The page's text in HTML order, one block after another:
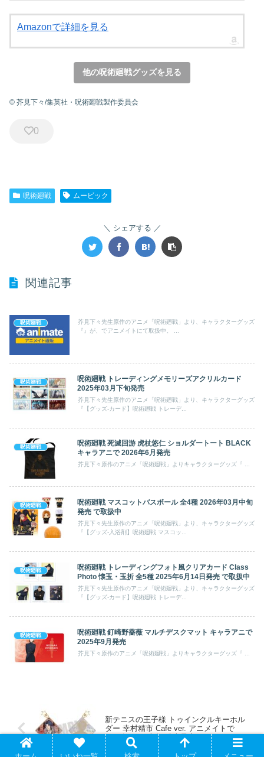
Amazonで詳細を見る
他の呪術廻戦グッズを見る
© 芥見下々/集英社・呪術廻戦製作委員会
0
呪術廻戦 ムービック
シェアする
関連記事
呪術廻戦
芥見下々先生原作のアニメ「呪術廻戦」より、キャラクターグッズ
呪術廻戦
呪術廻戦 トレーディングメモリーズアクリルカード
2025年03月下旬発売
芥見下々先生原作のアニメ「呪術廻戦」より、キャラクターグッズ
『【グッズ-カード】呪術廻戦 トレーデ...
呪術廻戦
呪術廻戦 死滅回游 虎杖悠仁 ショルダートート BLACK
キャラアニで 2026年6月発売
芥見下々原作のアニメ「呪術廻戦」よりキャラクターグッズ『 ...
呪術廻戦
呪術廻戦 マスコットバスボール 全4種 2026年03月中旬
発売 で取扱中
芥見下々先生原作のアニメ「呪術廻戦」より、キャラクターグッズ
『【グッズ-入浴剤】呪術廻戦 マスコッ...
呪術廻戦
呪術廻戦 トレーディングフォト風クリアカード Class
Photo 懐玉・玉折 全5種 2025年6月14日発売 で取扱中
芥見下々先生原作のアニメ「呪術廻戦」より、キャラクターグッズ
『【グッズ-カード】呪術廻戦 トレーデ...
呪術廻戦
呪術廻戦 釘崎野薔薇 マルチデスクマット キャラアニで
2025年9月発売
新テニスの王子様 トゥインクルキーホル
ダー 幸村精市 Cafe ver. アニメイトで
2025年04月 上旬 発売予定